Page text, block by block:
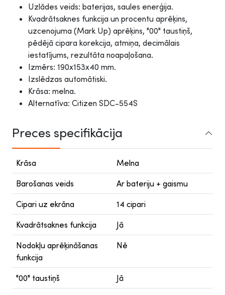
Uzlādes veids: baterijas, saules enerģija.
Kvadrātsaknes funkcija un procentu aprēķins,
uzcenojuma (Mark Up) aprēķins, "00" taustiņš,
pēdējā cipara korekcija, atmiņa, decimālais
iestatījums, rezultāta noapaļošana.
Izmērs: 190x153x40 mm.
Izslēdzas automātiski.
Krāsa: melna.
Alternatīva: Citizen SDC-554S
Preces specifikācija
Krāsa Melna
Barošanas veids Ar bateriju + gaismu
Cipari uz ekrāna 14 cipari
Kvadrātsaknes funkcija Jā
Nodokļu aprēķināšanas
funkcija
Nē
"00" taustiņš Jā